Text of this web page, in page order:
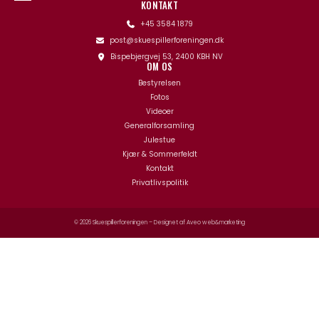
KONTAKT
+45 3584 1879
post@skuespillerforeningen.dk
Bispebjergvej 53, 2400 KBH NV
OM OS
Bestyrelsen
Fotos
Videoer
Generalforsamling
Julestue
Kjær & Sommerfeldt
Kontakt
Privatlivspolitik
© 2026 Skuespillerforeningen – Designet afAveo web&marketing